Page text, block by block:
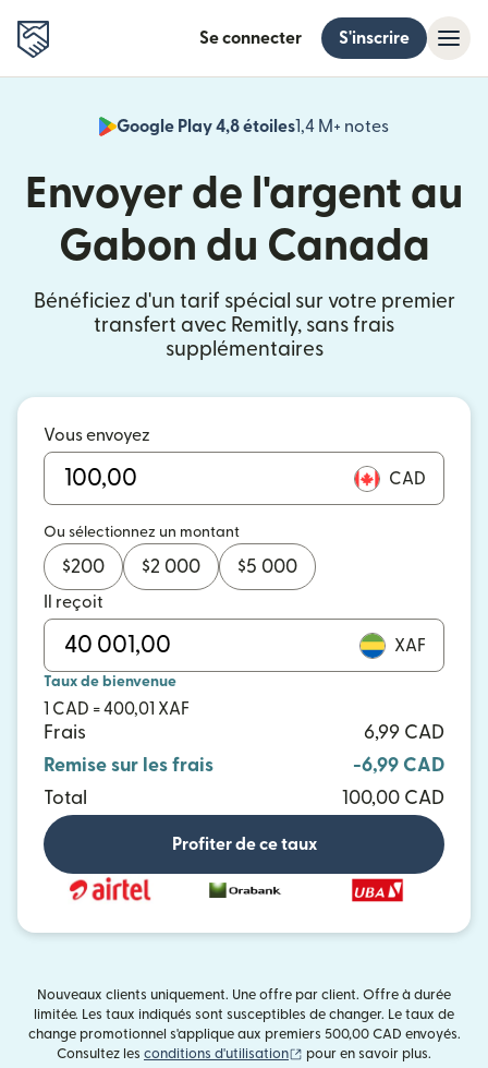
Se connecter S'inscrire
Google Play 4,8 étoiles1,4 M+ notes
Envoyer de l'argent au
Gabon du Canada
Bénéficiez d'un tarif spécial sur votre premier
transfert avec Remitly, sans frais
supplémentaires
Vous envoyez
CAD
Ou sélectionnez un montant
$200 $2 000 $5 000
Il reçoit
XAF
Taux de bienvenue
1 CAD = 400,01 XAF
Frais
6,99 CAD
Remise sur les frais
-6,99 CAD
Total
100,00 CAD
Profiter de ce taux
Nouveaux clients uniquement. Une offre par client. Offre à durée
limitée. Les taux indiqués sont susceptibles de changer. Le taux de
change promotionnel s'applique aux premiers 500,00 CAD envoyés.
Consultez les conditions d'utilisation (s'ouvre dans une nouvelle
pour en savoir plus.